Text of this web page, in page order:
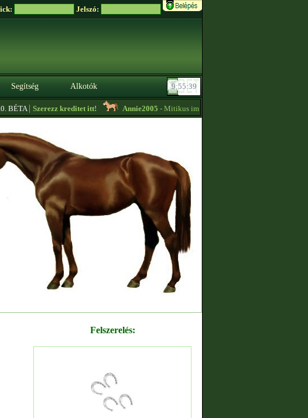
Jelszó:
Segítség Alkotók
|Szerezz kreditet itt! Annie2005- Mitikus importok alacsony áron eladók! -
Felszerelés: